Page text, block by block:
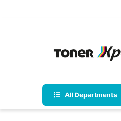
All Departments